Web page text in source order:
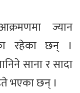
ज्यान
रहेका छन् ।
साना र सादा
भएका छन् ।